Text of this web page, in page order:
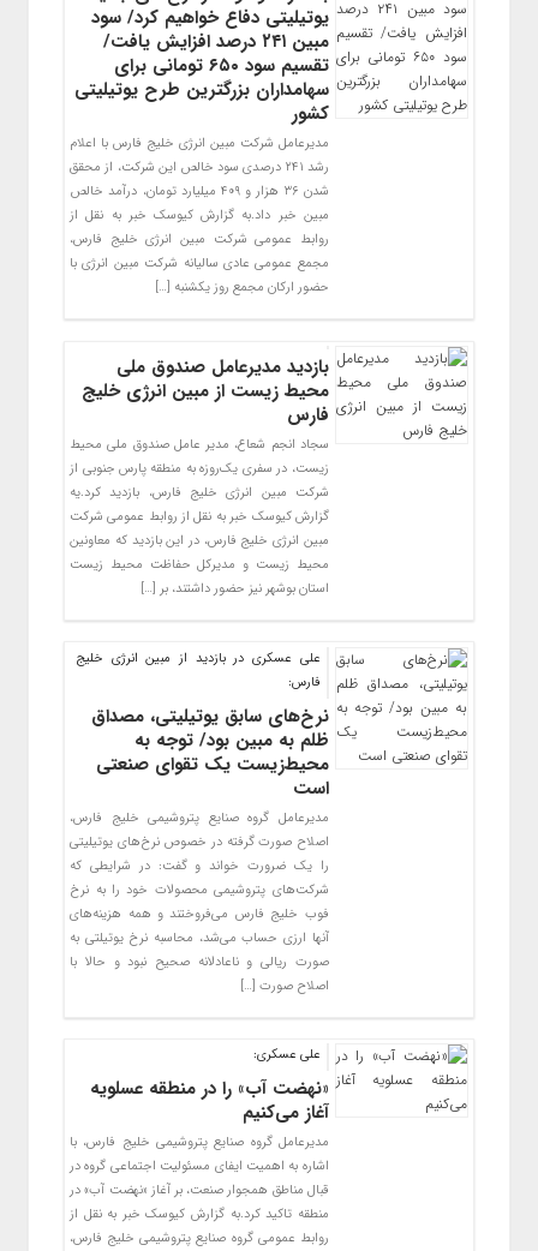
یوتیلیتی دفاع خواهیم کرد/ سود
مبین ۲۴۱ درصد افزایش یافت/
تقسیم سود ۶۵۰ تومانی برای
سهامداران بزرگترین طرح یوتیلیتی
کشور
مدیرعامل شرکت مبین انرژی خلیج فارس با اعلام
رشد ۲۴۱ درصدی سود خالص این شرکت، از محقق
شدن ۳۶ هزار و ۴۰۹ میلیارد تومان، درآمد خالص
مبین خبر داد.به گزارش کیوسک خبر به نقل از
روابط عمومی شرکت مبین انرژی خلیج فارس،
مجمع عمومی عادی سالیانه شرکت مبین انرژی با
حضور ارکان مجمع روز یکشنبه […]
بازدید مدیرعامل صندوق ملی
محیط زیست از مبین انرژی خلیج
فارس
سجاد انجم شعاع، مدیر عامل صندوق ملی محیط
زیست، در سفری یک‌روزه به منطقه پارس جنوبی از
شرکت مبین انرژی خلیج فارس، بازدید کرد.یه
گزارش کیوسک خبر به نقل از روابط عمومی شرکت
مبین انرژی خلیج فارس، در این بازدید که معاونین
محیط زیست و مدیرکل حفاظت محیط زیست
استان بوشهر نیز حضور داشتند، بر […]
علی عسکری در بازدید از مبین انرژی خلیج
فارس:‏
نرخ‌های سابق یوتیلیتی، مصداق
ظلم به مبین بود/ توجه به
محیط‌زیست یک تقوای صنعتی
است
مدیرعامل گروه صنایع پتروشیمی خلیج فارس،
اصلاح صورت گرفته در خصوص نرخ‌های یوتیلیتی
را یک ضرورت خواند و ‏گفت: در شرایطی که
شرکت‌های پتروشیمی محصولات خود را به نرخ
فوب خلیج فارس می‌فروختند و همه هزینه‌های
آنها ارزی حساب ‏می‌شد، محاسبه نرخ یوتیلتی به
صورت ریالی و ناعادلانه صحیح نبود و حالا با
اصلاح صورت […]
علی عسکری:
«نهضت آب» را در منطقه عسلویه
آغاز می‌کنیم
مدیرعامل گروه صنایع پتروشیمی خلیج فارس، با
اشاره به اهمیت ایفای مسئولیت اجتماعی گروه در
قبال مناطق همجوار صنعت، بر آغاز «نهضت آب» در
منطقه تاکید کرد.به گزارش کیوسک خبر به نقل از
روابط عمومی گروه صنایع پتروشیمی خلیج فارس،